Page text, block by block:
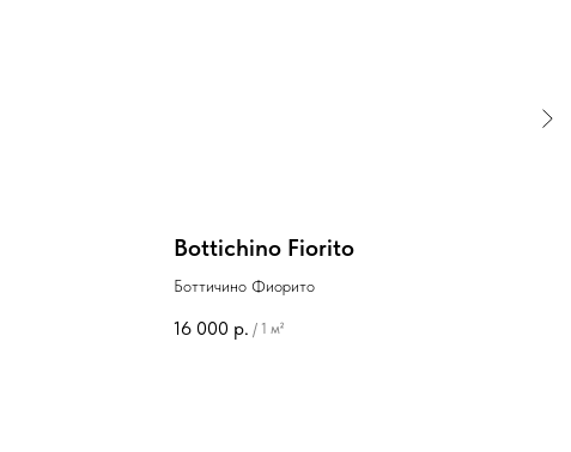
Bottichino Fiorito
Боттичино Фиорито
16 000 р. / 1 м²